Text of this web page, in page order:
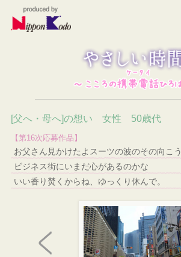
[父へ・母へ]の想い 女性 50歳代
【第16次応募作品】
お父さん見かけたよスーツの波のその向こう
ビジネス街にいまだ心があるのかな
いい香り焚くからね、ゆっくり休んで。